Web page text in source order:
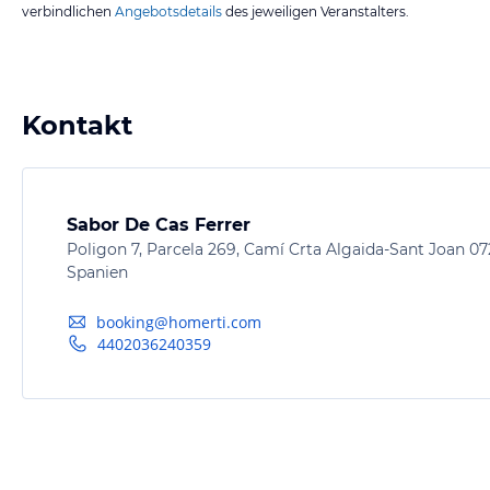
verbindlichen Angebotsdetails des jeweiligen Veranstalters.
Kontakt
Sabor De Cas Ferrer
Poligon 7, Parcela 269, Camí Crta Algaida-Sant Joan
Spanien
booking@homerti.com
4402036240359